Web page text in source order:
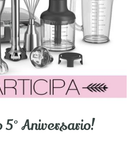
5º Aniversario!